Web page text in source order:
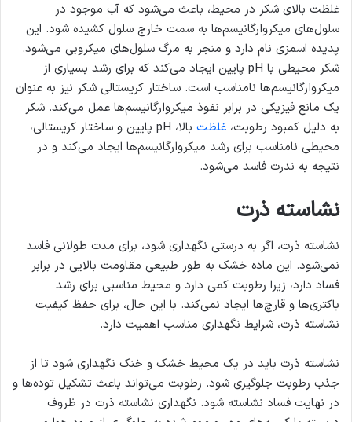
غلظت بالای شکر در محیط، باعث می‌شود که آب موجود در
سلول‌های میکروارگانیسم‌ها به سمت خارج سلول کشیده شود. این
پدیده اسمزی نام دارد و منجر به مرگ سلول‌های میکروبی می‌شود.
شکر محیطی با pH پایین ایجاد می‌کند که برای رشد بسیاری از
میکروارگانیسم‌ها نامناسب است. ساختار کریستالی شکر نیز به عنوان
یک مانع فیزیکی در برابر نفوذ میکروارگانیسم‌ها عمل می‌کند. شکر
به دلیل کمبود رطوبت، غلظت
بالا، pH پایین و ساختار کریستالی،
محیطی نامناسب برای رشد میکروارگانیسم‌ها ایجاد می‌کند و در
نتیجه به ندرت فاسد می‌شود.
نشاسته ذرت
نشاسته ذرت، اگر به درستی نگهداری شود، برای مدت طولانی فاسد
نمی‌شود. این ماده خشک به طور طبیعی مقاومت بالایی در برابر
فساد دارد، زیرا رطوبت کمی دارد و محیط مناسبی برای رشد
باکتری‌ها و قارچ‌ها ایجاد نمی‌کند. با این حال، برای حفظ کیفیت
نشاسته ذرت، شرایط نگهداری مناسب اهمیت دارد.
نشاسته ذرت باید در یک محیط خشک و خنک نگهداری شود تا از
جذب رطوبت جلوگیری شود. رطوبت می‌تواند باعث تشکیل توده‌ها و
در نهایت فساد نشاسته شود. نگهداری نشاسته ذرت در ظروف